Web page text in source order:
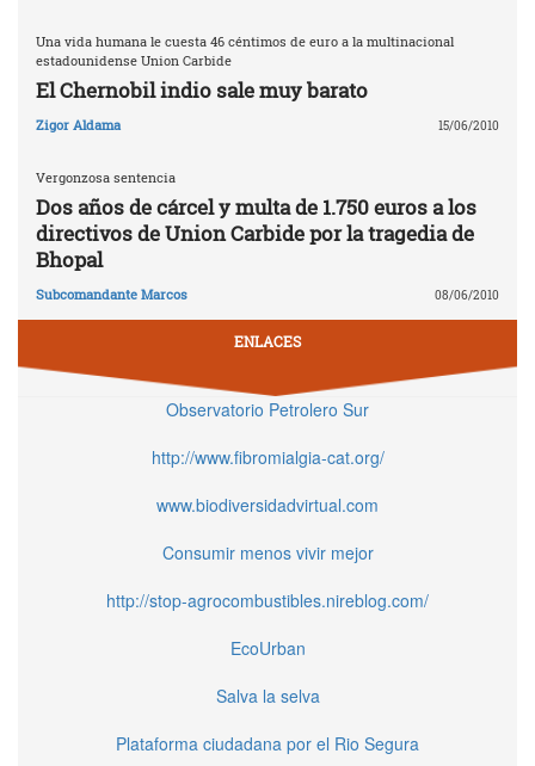
Una vida humana le cuesta 46 céntimos de euro a la multinacional
estadounidense Union Carbide
El Chernobil indio sale muy barato
Zigor Aldama 15/06/2010
Vergonzosa sentencia
Dos años de cárcel y multa de 1.750 euros a los
directivos de Union Carbide por la tragedia de
Bhopal
Subcomandante Marcos 08/06/2010
ENLACES
Observatorio Petrolero Sur
http://www.fibromialgia-cat.org/
www.biodiversidadvirtual.com
Consumir menos vivir mejor
http://stop-agrocombustibles.nireblog.com/
EcoUrban
Salva la selva
Plataforma ciudadana por el Rio Segura